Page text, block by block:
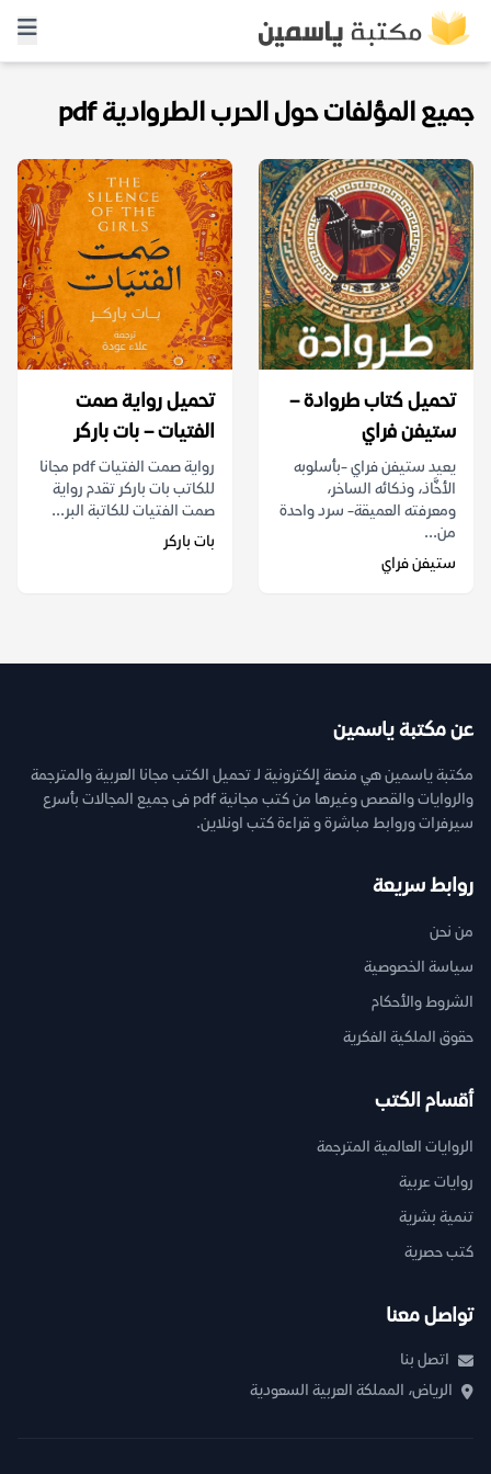
جميع المؤلفات حول الحرب الطروادية pdf
تحميل كتاب طروادة –
ستيفن فراي
يعيد ستيفن فراي -بأسلوبه
الأخَّاذ، وذكائه الساخر،
ومعرفته العميقة- سرد واحدة
من...
ستيفن فراي
تحميل رواية صمت
الفتيات – بات باركر
رواية صمت الفتيات pdf مجانا
للكاتب بات باركر تقدم رواية
صمت الفتيات للكاتبة البر...
بات باركر
عن مكتبة ياسمين
مكتبة ياسمين هي منصة إلكترونية لـ تحميل الكتب مجانا العربية والمترجمة
والروايات والقصص وغيرها من كتب مجانية pdf فى جميع المجالات بأسرع
سيرفرات وروابط مباشرة و قراءة كتب اونلاين.
روابط سريعة
من نحن
سياسة الخصوصية
الشروط والأحكام
حقوق الملكية الفكرية
أقسام الكتب
الروايات العالمية المترجمة
روايات عربية
تنمية بشرية
كتب حصرية
تواصل معنا
اتصل بنا
الرياض، المملكة العربية السعودية